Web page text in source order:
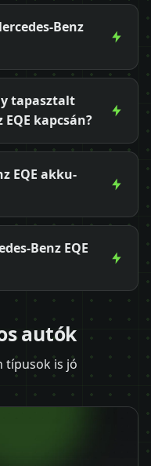
Benz
tapasztalt
kapcsán?
EQE akku-
Benz EQE
autók
típusok is jó